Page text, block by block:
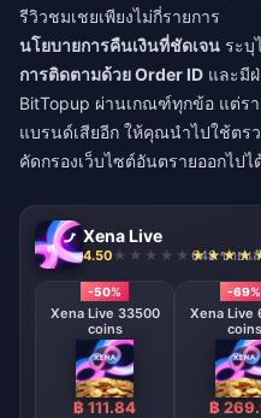
รีวิวชมเชยเพียงไม่กี่รายการ
นโยบายการคืนเงินที่ชัดเจน ระบุ
การติดตามด้วย Order ID และมี
BitTopup ผ่านเกณฑ์ทุกข้อ แต่ร
แบรนด์เสียอีก ให้คุณนำไปใช้ตร
คัดกรองเว็บไซต์อันตรายออกไปไ
Xena Live
4.50 648 ขายแ
-50%
Xena Live 33500
coins
฿ 111.84
-69%
Xena Live
coins
฿